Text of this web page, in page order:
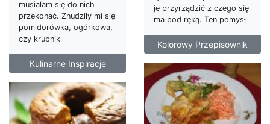
je przyrządzić z czego się
ma pod ręką. Ten pomysł
Kolorowy Przepisownik
musiałam się do nich
przekonać. Znudziły mi się
pomidorówka, ogórkowa,
czy krupnik
Kulinarne Inspiracje